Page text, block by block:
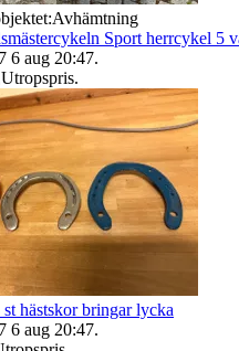
Avhämtning
Sport herrcykel 5
6 aug 20:47.
Utropspris.
hästskor bringar lycka
6 aug 20:47.